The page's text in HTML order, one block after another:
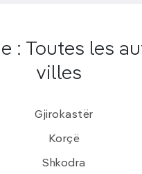
: Toutes les
villes
Gjirokastër
Korçë
Shkodra